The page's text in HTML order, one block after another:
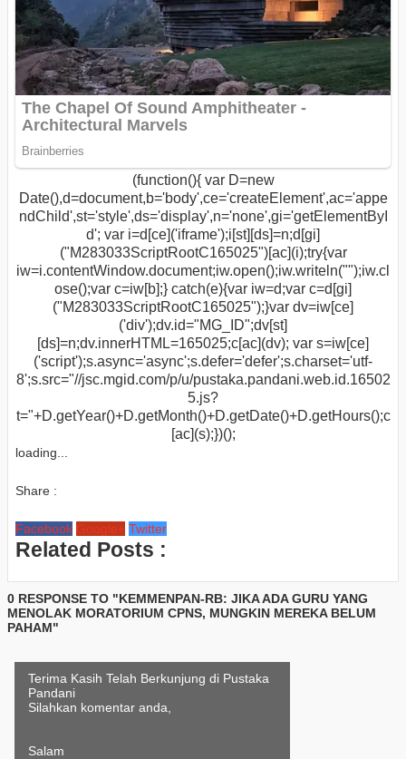
(function(){ var D=new
Date(),d=document,b='body',ce='createElement',ac='appe
ndChild',st='style',ds='display',n='none',gi='getElementByI
d'; var i=d[ce]('iframe');i[st][ds]=n;d[gi]
("M283033ScriptRootC165025")[ac](i);try{var
iw=i.contentWindow.document;iw.open();iw.writeln("");iw.cl
ose();var c=iw[b];} catch(e){var iw=d;var c=d[gi]
("M283033ScriptRootC165025");}var dv=iw[ce]
('div');dv.id="MG_ID";dv[st]
[ds]=n;dv.innerHTML=165025;c[ac](dv); var s=iw[ce]
('script');s.async='async';s.defer='defer';s.charset='utf-
8';s.src="//jsc.mgid.com/p/u/pustaka.pandani.web.id.16502
5.js?
t="+D.getYear()+D.getMonth()+D.getDate()+D.getHours();c
[ac](s);})();
loading...
Share :
Facebook Google+ Twitter
Related Posts :
0 RESPONSE TO "KEMMENPAN-RB: JIKA ADA GURU YANG
MENOLAK MORATORIUM CPNS, MUNGKIN MEREKA BELUM
PAHAM"
Terima Kasih Telah Berkunjung di Pustaka
Pandani
Silahkan komentar anda,
Salam